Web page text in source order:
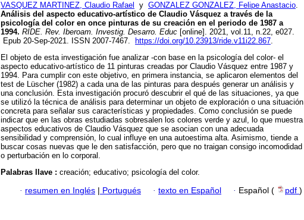
VASQUEZ MARTINEZ, Claudio Rafael y GONZALEZ GONZALEZ, Felipe Anastacio.
Análisis del aspecto educativo-artístico de Claudio Vásquez a través de la
psicología del color en once pinturas de su creación en el periodo de 1987 a
1994. RIDE. Rev. Iberoam. Investig. Desarro. Educ [online]. 2021, vol.11, n.22, e027.
Epub 20-Sep-2021. ISSN 2007-7467.
https://doi.org/10.23913/ride.v11i22.867.
El objeto de esta investigación fue analizar -con base en la psicología del color- el
aspecto educativo-artístico de 11 pinturas creadas por Claudio Vásquez entre 1987 y
1994. Para cumplir con este objetivo, en primera instancia, se aplicaron elementos del
test de Lüscher (1982) a cada una de las pinturas para después generar un análisis y
una conclusión. Esta investigación procuró descubrir el qué de las situaciones, ya que
se utilizó la técnica de análisis para determinar un objeto de exploración o una situación
concreta para señalar sus características y propiedades. Como conclusión se puede
indicar que en las obras estudiadas sobresalen los colores verde y azul, lo que muestra
aspectos educativos de Claudio Vásquez que se asocian con una adecuada
sensibilidad y comprensión, lo cual influye en una autoestima alta. Asimismo, tiende a
buscar cosas nuevas que le den satisfacción, pero que no traigan consigo incomodidad
o perturbación en lo corporal.
Palabras llave : creación; educativo; psicología del color.
· resumen en Inglés | Portugués · texto en Español · Español ( pdf )